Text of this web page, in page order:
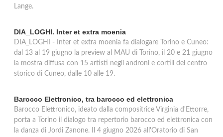
Lange.
DIA_LOGHI. Inter et extra moenia
DIA_LOGHI - Inter et extra moenia fa dialogare Torino e Cuneo:
dal 13 al 19 giugno la preview al MAU di Torino, il 20 e 21 giugno
la mostra diffusa con 15 artisti negli androni e cortili del centro
storico di Cuneo, dalle 10 alle 19.
Barocco Elettronico, tra barocco ed elettronica
Barocco Elettronico, ideato dalla compositrice Virginia d'Ettorre,
porta a Torino il dialogo tra repertorio barocco ed elettronica con
la danza di Jordi Zanone. Il 4 giugno 2026 all'Oratorio di San